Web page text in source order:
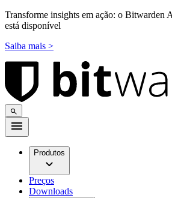
Transforme insights em ação: o Bitwarden
está disponível
Saiba mais >
Produtos
Preços
Downloads